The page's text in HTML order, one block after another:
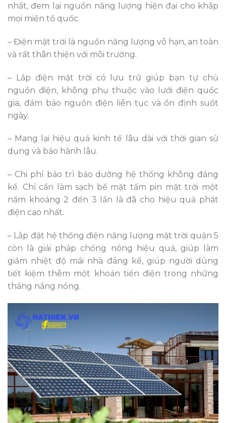
nhất, đem lại nguồn năng lượng hiện đại cho khắp
mọi miền tổ quốc.
– Điện mặt trời là nguồn năng lượng vô hạn, an toàn
và rất thân thiện với môi trường.
– Lắp điện mặt trời có lưu trữ giúp bạn tự chủ
nguồn điện, không phụ thuộc vào lưới điện quốc
gia, đảm bảo nguồn điện liên tục và ổn định suốt
ngày.
– Mang lại hiệu quả kinh tế lâu dài với thời gian sử
dụng và bảo hành lâu.
– Chi phí bảo trì bảo dưỡng hệ thống không đáng
kể. Chỉ cần làm sạch bề mặt tấm pin mặt trời một
năm khoảng 2 đến 3 lần là đã cho hiệu quả phát
điện cao nhất.
– Lắp đặt hệ thống điện năng lượng mặt trời quận 5
còn là giải pháp chống nóng hiệu quả, giúp làm
giảm nhiệt độ mái nhà đáng kể, giúp người dùng
tiết kiệm thêm một khoản tiền điện trong những
tháng nắng nóng.